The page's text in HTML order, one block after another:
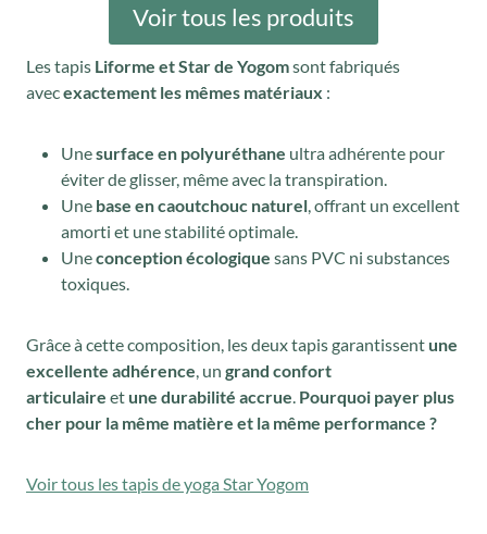
i
t
i
é
t
i
:
9
s
t
:
,
0
Voir tous les produits
Les tapis Liforme et Star de Yogomsont fabriqués
avecexactement les mêmes matériaux :
Unesurface en polyuréthane ultra adhérente pour
éviter de glisser, même avec la transpiration.
Une base en caoutchouc naturel, offrant un excellent
amorti et une stabilité optimale.
Uneconception écologique sans PVC ni substances
toxiques.
Grâce à cette composition, les deux tapis garantissent une
excellente adhérence, un grand confort
articulaire et une durabilité accrue. Pourquoi payer plus
cher pour la même matière et la même performance ?
Voir tous les tapis de yoga Star Yogom